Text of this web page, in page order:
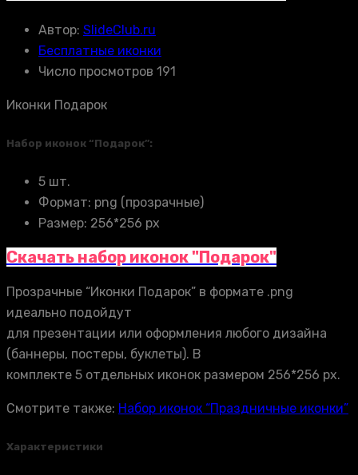
Автор: SlideClub.ru
Бесплатные иконки
Число просмотров 191
Иконки Подарок
Набор иконок “Подарок”:
5 шт.
Формат: png (прозрачные)
Размер: 256*256 px
Скачать набор иконок "Подарок"
Прозрачные “Иконки Подарок” в формате .png
идеально подойдут
для презентации или оформления любого дизайна
(баннеры, постеры, буклеты). В
комплекте 5 отдельных иконок размером 256*256 px.
Смотрите также: Набор иконок “Праздничные иконки”
Характеристики